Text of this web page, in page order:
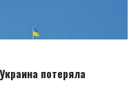
потеряла